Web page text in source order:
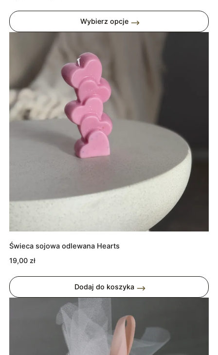
26,00 zł
Wybierz opcje
Świeca sojowa odlewana Hearts
19,00 zł
Dodaj do koszyka